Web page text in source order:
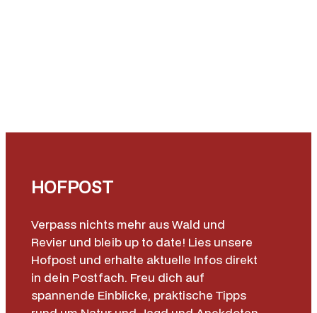
HOFPOST
Verpass nichts mehr aus Wald und
Revier und bleib up to date! Lies unsere
Hofpost und erhalte aktuelle Infos direkt
in dein Postfach. Freu dich auf
spannende Einblicke, praktische Tipps